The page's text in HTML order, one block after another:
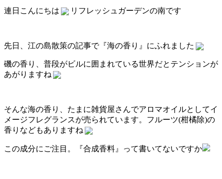
連日こんにちは リフレッシュガーデンの南です
先日、江の島散策の記事で『海の香り』にふれました
磯の香り、普段がビルに囲まれている世界だとテンションが
あがりますね
そんな海の香り、たまに雑貨屋さんでアロマオイルとしてイ
メージフレグランスが売られています。フルーツ(柑橘除)の
香りなどもありますね
この成分にご注目。『合成香料』って書いてないですか